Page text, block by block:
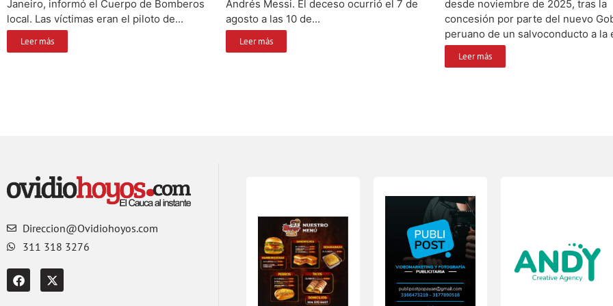
Janeiro, informó el Cuerpo de Bomberos
local. Las víctimas eran el piloto de...
Leer más
Andrés Messi. El deceso ocurrió el 7 de
agosto a las 10 de...
Leer más
desde noviembre de 2025, tras la
concesión por parte del nuevo
peruano de un salvoconducto a la
Leer más
Direccion@Ovidiohoyos.com
311 318 3276